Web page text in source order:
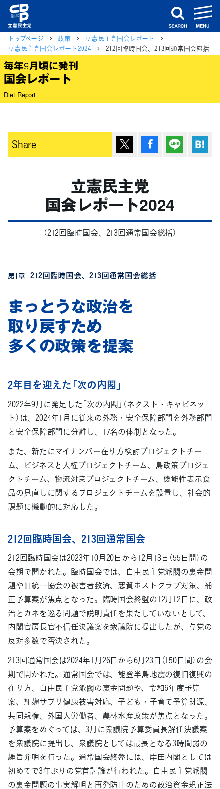
search
トップページ 政策
立憲民主党国会レポート
立憲民主党国会レポート2024
212回臨時国会、213回通常国会総括
毎年9月頃に発刊
国会レポート
Diet Report
Share ポスト シェア Lineで送
立憲民主党
国会レポート2024
（212回臨時国会、213回通常国会総括）
第1章 212回臨時国会、213回通常国会総括
まっとうな政治を
取り戻すため
多くの政策を提案
2年目を迎えた「次の内閣」
2022年9月に発足した「次の内閣」（ネクスト・キャビネッ
ト）は、2024年1月に従来の外務・安全保障部門を外務部門
と安全保障部門に分離し、17名の体制となった。
また、新たにマイナンバー在り方検討プロジェクトチー
ム、ビジネスと人権プロジェクトチーム、島政策プロジェ
クトチーム、物流対策プロジェクトチーム、機能性表示食
品の見直しに関するプロジェクトチームを設置し、社会的
課題に機動的に対応した。
212回臨時国会、213回通常国会
212回臨時国会は2023年10月20日から12月13日（55日間）の
会期で開かれた。臨時国会では、自由民主党派閥の裏金問
題や旧統一協会の被害者救済、悪質ホストクラブ対策、補
正予算案が焦点となった。臨時国会終盤の12月12日に、政
治とカネを巡る問題で説明責任を果たしていないとして、
内閣官房長官不信任決議案を衆議院に提出したが、与党の
反対多数で否決された。
213回通常国会は2024年1月26日から6月23日（150日間）の会
期で開かれた。通常国会では、能登半島地震の復旧復興の
在り方、自由民主党派閥の裏金問題や、令和6年度予算
案、紅麹サプリ健康被害対応、子ども・子育て予算財源、
共同親権、外国人労働者、農林水産政策が焦点となった。
予算案をめぐっては、3月に衆議院予算委員長解任決議案
を衆議院に提出し、衆議院としては最長となる3時間弱の
趣旨弁明を行った。通常国会終盤には、岸田内閣としては
初めてで3年ぶりの党首討論が行われた。自由民主党派閥
の裏金問題の事実解明と再発防止のための政治資金規正法